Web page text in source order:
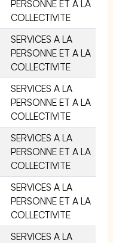
PERSONNE ET A LA
COLLECTIVITE
SERVICES A LA
PERSONNE ET A LA
COLLECTIVITE
SERVICES A LA
PERSONNE ET A LA
COLLECTIVITE
SERVICES A LA
PERSONNE ET A LA
COLLECTIVITE
SERVICES A LA
PERSONNE ET A LA
COLLECTIVITE
SERVICES A LA